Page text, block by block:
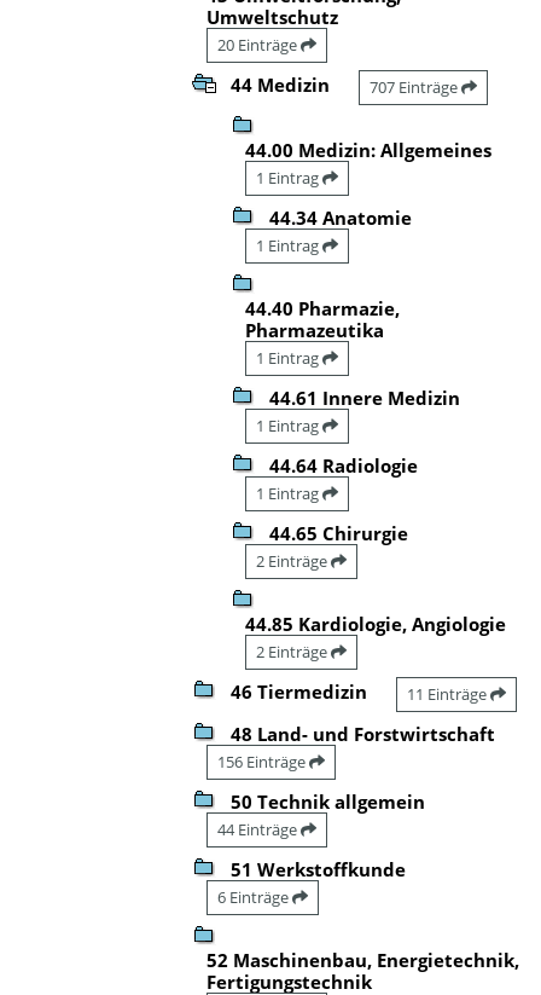
Umweltschutz
20 Einträge
44 Medizin 707 Einträge
44.00 Medizin: Allgemeines
1 Eintrag
44.34 Anatomie
1 Eintrag
44.40 Pharmazie,
Pharmazeutika
1 Eintrag
44.61 Innere Medizin
1 Eintrag
44.64 Radiologie
1 Eintrag
44.65 Chirurgie
2 Einträge
44.85 Kardiologie, Angiologie
2 Einträge
46 Tiermedizin 11 Einträge
48 Land- und Forstwirtschaft
156 Einträge
50 Technik allgemein
44 Einträge
51 Werkstoffkunde
6 Einträge
52 Maschinenbau, Energietechnik,
Fertigungstechnik